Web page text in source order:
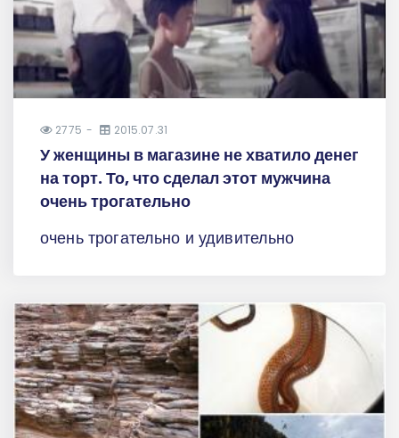
2775 2015.07.31
У женщины в магазине не хватило денег
на торт. То, что сделал этот мужчина
очень трогательно
очень трогательно и удивительно